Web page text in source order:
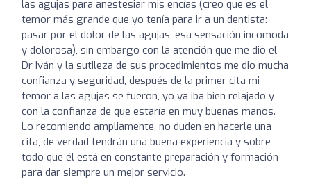
las agujas para anestesiar mis encías (creo que es el
temor más grande que yo tenía para ir a un dentista:
pasar por el dolor de las agujas, esa sensación incomoda
y dolorosa), sin embargo con la atención que me dio el
Dr Iván y la sutileza de sus procedimientos me dio mucha
confianza y seguridad, después de la primer cita mi
temor a las agujas se fueron, yo ya iba bien relajado y
con la confianza de que estaría en muy buenas manos.
Lo recomiendo ampliamente, no duden en hacerle una
cita, de verdad tendrán una buena experiencia y sobre
todo que él está en constante preparación y formación
para dar siempre un mejor servicio.